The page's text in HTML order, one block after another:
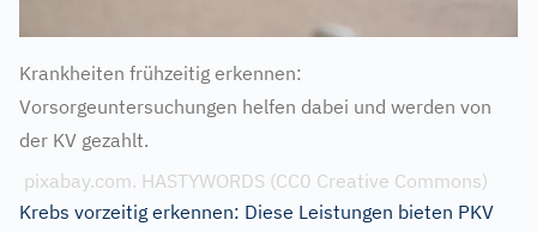
Krankheiten frühzeitig erkennen:
Vorsorgeuntersuchungen helfen dabei und werden von
der KV gezahlt.
pixabay.com. HASTYWORDS (CC0 Creative Commons)
Krebs vorzeitig erkennen: Diese Leistungen bieten PKV